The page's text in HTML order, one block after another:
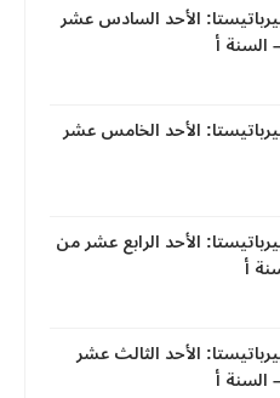
الأحد السادس عشر
السنة أ
الأحد الخامس عشر
الأحد الرابع عشر من
أ
الأحد الثالث عشر
السنة أ